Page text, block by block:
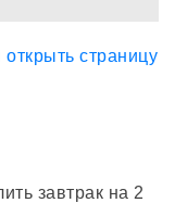
завтрак на 2